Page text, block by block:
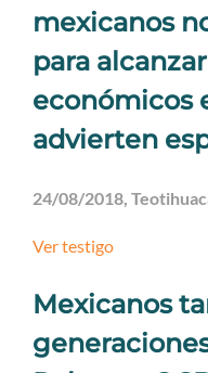
mexicanos
para
económicos
advierten
24/08/2018,
Ver testigo
Mexicanos